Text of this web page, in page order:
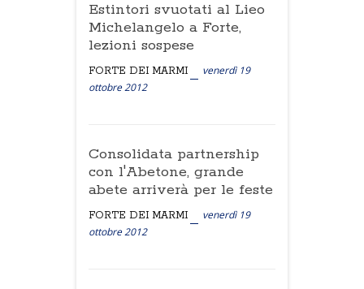
Estintori svuotati al Lieo
Michelangelo a Forte,
lezioni sospese
FORTE DEI MARMI
venerdì 19
ottobre 2012
Consolidata partnership
con l'Abetone, grande
abete arriverà per le feste
FORTE DEI MARMI
venerdì 19
ottobre 2012